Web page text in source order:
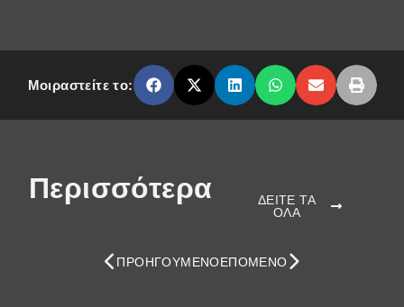
Μοιραστείτε το:
Περισσότερα
ΔΕΙΤΕ ΤΑ
ΟΛΑ
ΠΡΟΗΓΟΎΜΕΝΟΕΠΌΜΕΝΟ